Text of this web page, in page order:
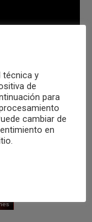
técnica y
de
para
cambiar de
en